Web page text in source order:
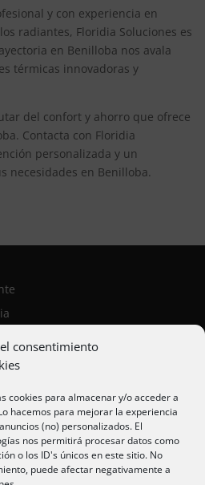
consentimiento
cookies para almacenar y/o acceder a
hacemos para mejorar la experiencia
(no) personalizados. El
nos permitirá procesar datos como
o los ID's únicos en este sitio. No
puede afectar negativamente a
y con experiencia en
radiantes, Floridia Soluciones es
en Benilloba nos avala
térmicas innovadoras y
del confort y ahorro que ofrece
Contacta con Floridia
personalizada y un
necesidades en Benilloba.
Murcia
Juan